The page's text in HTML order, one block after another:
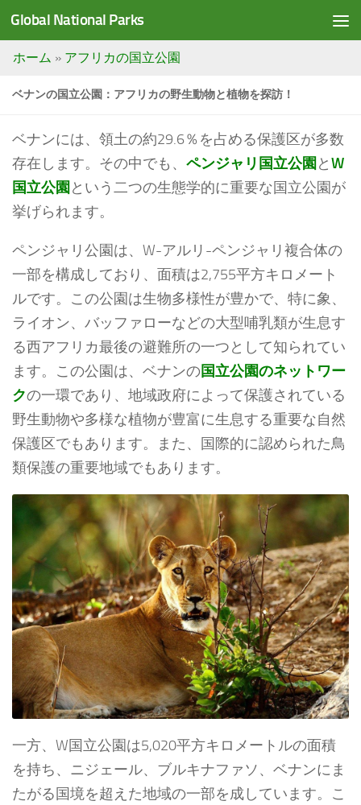
Saltar al contenido
Global National Parks
ホーム » アフリカの国立公園
ベナンの国立公園：アフリカの野生動物と植物を探訪！
ベナンには、領土の約29.6％を占める保護区が多数
存在します。その中でも、 ペンジャリ国立公園 とW
国立公園 という二つの生態学的に重要な国立公園が
挙げられます。
ペンジャリ公園は、W-アルリ-ペンジャリ複合体の
一部を構成しており、面積は2,755平方キロメート
ルです。この公園は生物多様性が豊かで、特に象、
ライオン、バッファローなどの大型哺乳類が生息す
る西アフリカ最後の避難所の一つとして知られてい
ます。この公園は、ベナンの国立公園のネットワー
クの一環であり、地域政府によって保護されている
野生動物や多様な植物が豊富に生息する重要な自然
保護区でもあります。また、国際的に認められた鳥
類保護の重要地域でもあります。
一方、W国立公園は5,020平方キロメートルの面積
を持ち、ニジェール、ブルキナファソ、ベナンにま
たがる国境を超えた地域の一部を成しています。こ